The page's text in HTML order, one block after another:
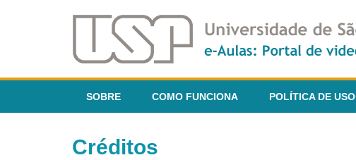
SOBRE COMO FUNCIONA POLÍTICA DE USO
Créditos